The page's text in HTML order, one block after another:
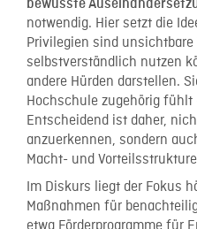
bewusste
notwendig. Hier setzt die
Privilegien sind
selbstverständlich nutzen
andere Hürden darstellen.
Hochschule zugehörig
Entscheidend ist daher,
anzuerkennen, sondern
Macht- und
Im Diskurs liegt der Fokus
Maßnahmen für